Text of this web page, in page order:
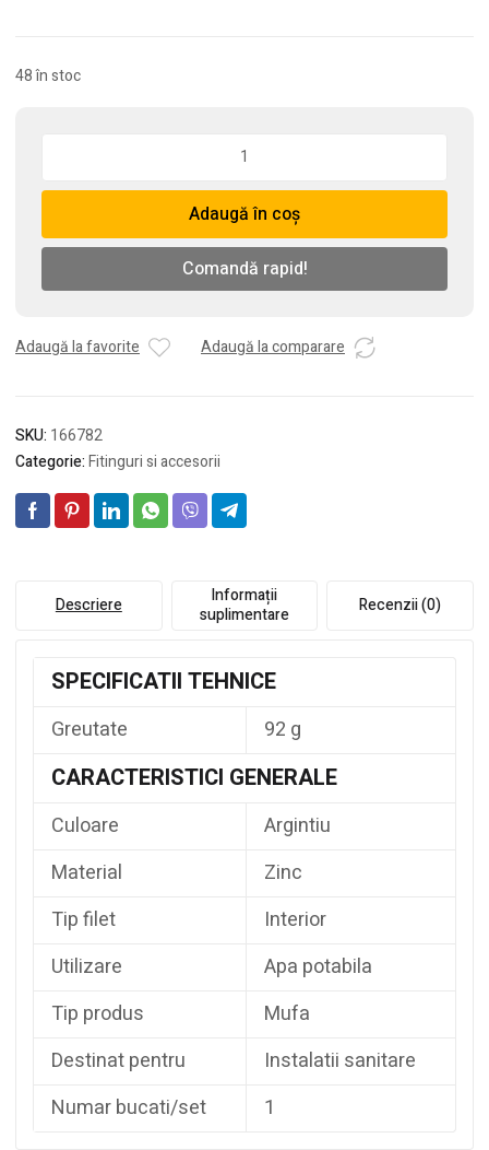
48 în stoc
redusa
zinc,
x
Adaugă în coș
Comandă rapid!
Adaugă la favorite Adaugă la comparare
SKU: 166782
Categorie:Fitinguri si accesorii
Descriere
Informații
suplimentare
Recenzii (0)
SPECIFICATII TEHNICE
Greutate 92 g
CARACTERISTICI GENERALE
Culoare
Argintiu
Material
Zinc
Tip filet
Interior
Utilizare
Apa potabila
Tip produs
Mufa
Destinat pentru
Instalatii sanitare
Numar bucati/set
1